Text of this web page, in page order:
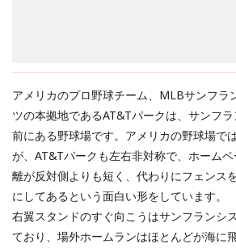
アメリカのプロ野球チーム、MLBサンフラ
ツの本拠地であるAT&Tパークは、サンフ
前にある野球場です。アメリカの野球場で
が、AT&Tパークも左右非対称で、ホーム
離が反対側よりも短く、代わりにフェンス
にしてあるという面白い形をしています。
右翼スタンドのすぐ向こうはサンフランシ
ており、場外ホームランはほとんどが海に